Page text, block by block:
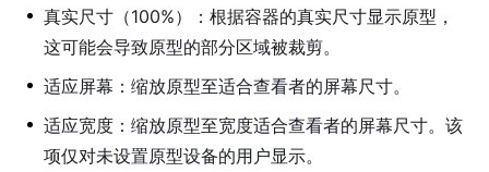
管
理
企
版
真实尺寸（100%）：根据容器的真实尺寸显示原型，
这可能会导致原型的部分区域被裁剪。
适应屏幕：缩放原型至适合查看者的屏幕尺寸。
适应宽度：缩放原型至宽度适合查看者的屏幕尺寸。该
项仅对未设置原型设备的用户显示。